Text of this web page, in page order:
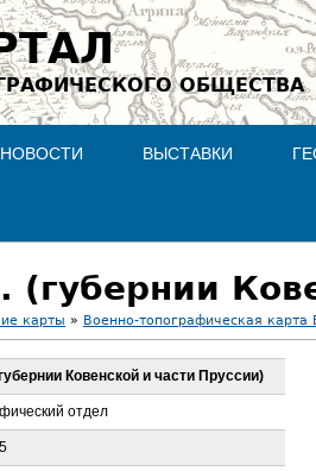
Jump to
ОБЩЕСТВА
НОВОСТИ ВЫСТАВКИ
(губернии
карты » Военно-топографическая
Ковенской и части Пруссии)
отдел